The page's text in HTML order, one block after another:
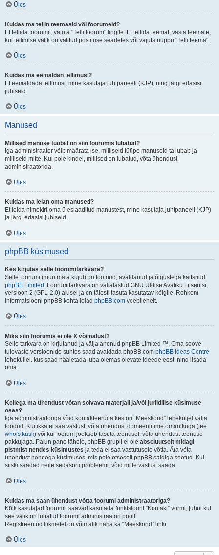
Üles
Kuidas ma tellin teemasid või foorumeid?
Et tellida foorumit, vajuta "Telli foorum" lingile. Et tellida teemat, vasta teemale,
kui tellimise valik on valitud postituse seadetes või vajuta nuppu "Telli teema".
Üles
Kuidas ma eemaldan tellimusi?
Et eemaldada tellimusi, mine kasutaja juhtpaneeli (KJP), ning järgi edasisi
juhiseid.
Üles
Manused
Millised manuse tüübid on siin foorumis lubatud?
Iga administraator võib määrata ise, milliseid tüüpe manuseid ta lubab ja
milliseid mitte. Kui pole kindel, millised on lubatud, võta ühendust
administraatoriga.
Üles
Kuidas ma leian oma manused?
Et leida nimekiri oma üleslaaditud manustest, mine kasutaja juhtpaneeli (KJP)
ja järgi edasisi juhiseid.
Üles
phpBB küsimused
Kes kirjutas selle foorumitarkvara?
Selle foorumi (muutmata kujul) on tootnud, avaldanud ja õigustega kaitsnud
phpBB Limited . Foorumitarkvara on väljalastud GNU Üldise Avaliku Litsentsi,
versioon 2 (GPL-2.0) alusel ja on täiesti tasuta kasutatav kõigile. Rohkem
informatsiooni phpBB kohta leiad phpBB.com veebilehelt.
Üles
Miks siin foorumis ei ole X võimalust?
Selle tarkvara on kirjutanud ja välja andnud phpBB Limited ™. Oma soove
tulevaste versioonide suhtes saad avaldada phpBB.com phpBB Ideas Centre
leheküljel, kus saad hääletada juba olemas olevate ideede eest, ning lisada
oma.
Üles
Kellega ma ühendust võtan solvava materjali ja/või juriidilise küsimuse
osas?
Iga administraatoriga võid kontakteeruda kes on “Meeskond” leheküljel välja
toodud. Kui ikka ei saa vastust, võta ühendust domeeninime omanikuga (tee
whois käsk) või kui foorum jookseb tasuta teenusel, võta ühendust teenuse
pakkujaga. Palun pane tähele, phpBB grupil ei ole absoluutselt midagi
pistmist nendes küsimustes ja teda ei saa vastutusele võtta. Ära võta
ühendust nendega küsimuses, mis pole otseselt phpBB saidiga seotud. Kui
siiski saadad neile sedasorti probleemi, võid mitte vastust saada.
Üles
Kuidas ma saan ühendust võtta foorumi administraatoriga?
Kõik kasutajad foorumil saavad kasutada funktsiooni “Kontakt” vormi, juhul kui
see valik on lubatud foorumi administraatori poolt.
Registreeritud liikmetel on võimalik näha ka “Meeskond” linki.
Üles